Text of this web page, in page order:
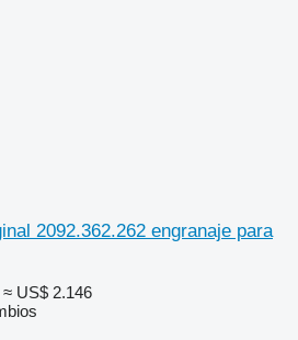
2092.362.262 engranaje para
≈ US$ 2.146